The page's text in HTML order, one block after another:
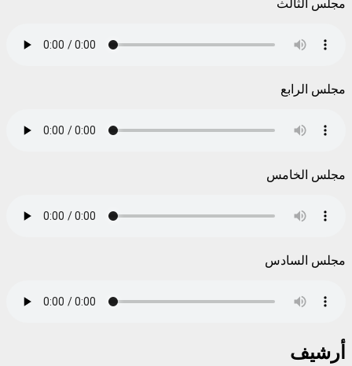
مجلس الثالث
مجلس الرابع
مجلس الخامس
مجلس السادس
أرشيف